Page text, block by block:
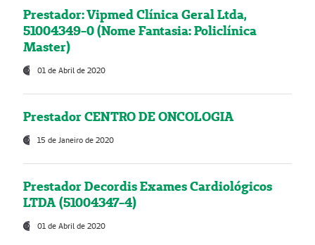
Prestador: Vipmed Clínica Geral Ltda,
51004349-0 (Nome Fantasia: Policlínica
Master)
01 de Abril de 2020
Prestador CENTRO DE ONCOLOGIA
15 de Janeiro de 2020
Prestador Decordis Exames Cardiológicos
LTDA (51004347-4)
01 de Abril de 2020